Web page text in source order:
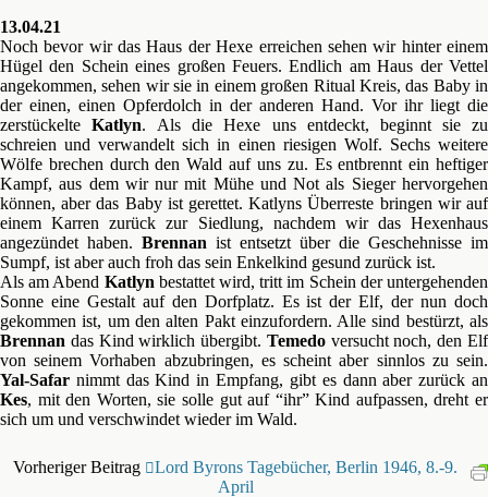
13.04.21
Noch bevor wir das Haus der Hexe erreichen sehen wir hinter einem
Hügel den Schein eines großen Feuers. Endlich am Haus der Vettel
angekommen, sehen wir sie in einem großen Ritual Kreis, das Baby in
der einen, einen Opferdolch in der anderen Hand. Vor ihr liegt die
zerstückelteKatlyn. Als die Hexe uns entdeckt, beginnt sie zu
schreien und verwandelt sich in einen riesigen Wolf. Sechs weitere
Wölfe brechen durch den Wald auf uns zu. Es entbrennt ein heftiger
Kampf, aus dem wir nur mit Mühe und Not als Sieger hervorgehen
können, aber das Baby ist gerettet. Katlyns Überreste bringen wir auf
einem Karren zurück zur Siedlung, nachdem wir das Hexenhaus
angezündet haben. Brennan ist entsetzt über die Geschehnisse im
Sumpf, ist aber auch froh das sein Enkelkind gesund zurück ist.
Als am Abend Katlyn bestattet wird, tritt im Schein der untergehenden
Sonne eine Gestalt auf den Dorfplatz. Es ist der Elf, der nun doch
gekommen ist, um den alten Pakt einzufordern. Alle sind bestürzt, als
Brennan das Kind wirklich übergibt. Temedoversucht noch, den Elf
von seinem Vorhaben abzubringen, es scheint aber sinnlos zu sein.
Yal-Safar nimmt das Kind in Empfang, gibt es dann aber zurück an
Kes, mit den Worten, sie solle gut auf “ihr” Kind aufpassen, dreht er
sich um und verschwindet wieder im Wald.
Vorheriger Beitrag
Lord Byrons Tagebücher, Berlin 1946, 8.-9.
April